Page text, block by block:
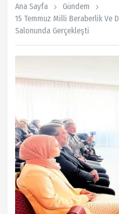
Ana Sayfa
Gündem
15 Temmuz Milli Beraberlik Ve
Salonunda Gerçekleşti